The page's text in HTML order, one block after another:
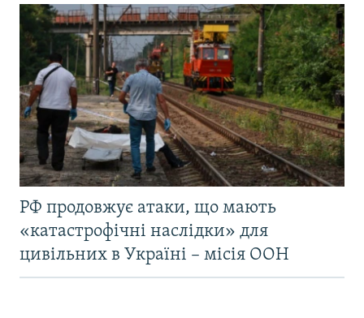
РФ продовжує атаки, що мають
«катастрофічні наслідки» для
цивільних в Україні – місія ООН